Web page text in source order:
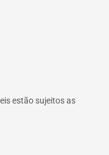
estão sujeitos as